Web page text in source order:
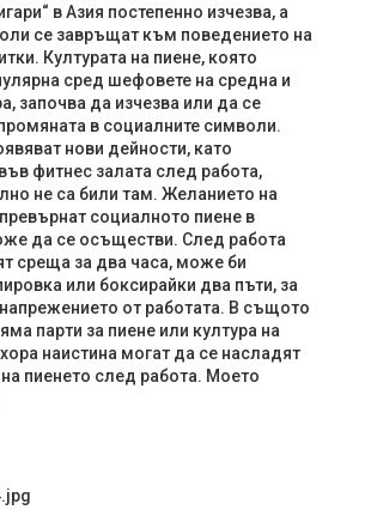
в Азия постепенно изчезва, а
се завръщат към поведението на
Културата на пиене, която
сред шефовете на средна и
започва да изчезва или да се
в социалните символи.
нови дейности, като
фитнес залата след работа,
не са били там. Желанието на
социалното пиене в
да се осъществи. След работа
среща за два часа, може би
или боксирайки два пъти, за
от работата. В същото
парти за пиене или култура на
наистина могат да се насладят
пиенето след работа. Моето